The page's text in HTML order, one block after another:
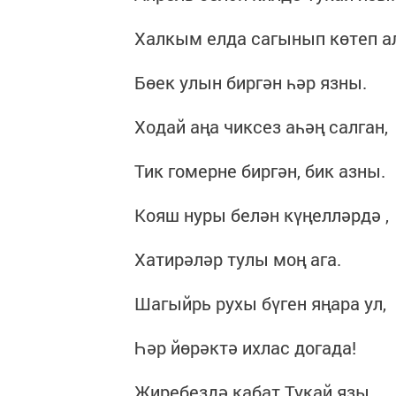
Халкым елда сагынып көтеп
Бөек улын биргән һәр язны.
Ходай аңа чиксез аһәң салган,
Тик гомерне биргән, бик азны.
Кояш нуры белән күңелләрдә ,
Хатирәләр тулы моң ага.
Шагыйрь рухы бүген яңара ул,
Һәр йөрәктә ихлас догада!